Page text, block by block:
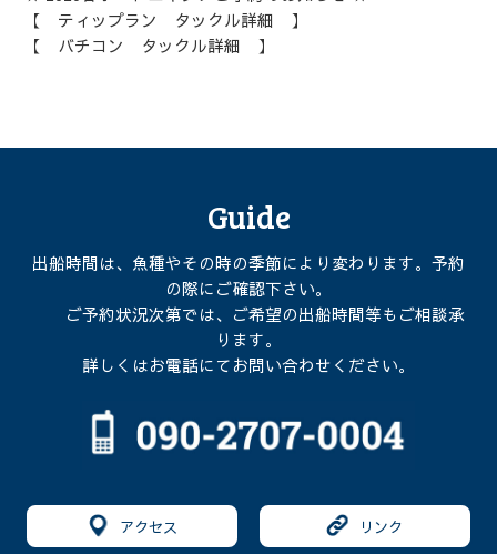
【 ティップラン タックル詳細 】
【 バチコン タックル詳細 】
Guide
出船時間は、魚種やその時の季節により変わります。予約
の際にご確認下さい。
ご予約状況次第では、ご希望の出船時間等もご相談承
ります。
詳しくはお電話にてお問い合わせください。
アクセス リンク